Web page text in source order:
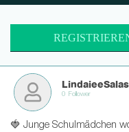
LindaieeSalas
0 Follower
🍓 Junge